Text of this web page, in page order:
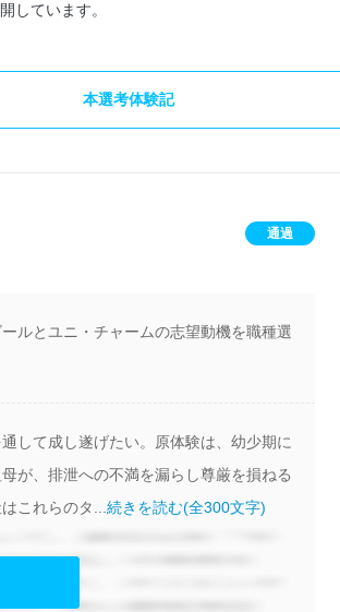
しています。
本選考体験記
通過
ルとユニ・チャームの志望動機を職種選
して成し遂げたい。原体験は、幼少期に
が、排泄への不満を漏らし尊厳を損ねる
これらのタ... 続きを読む(全300文字)